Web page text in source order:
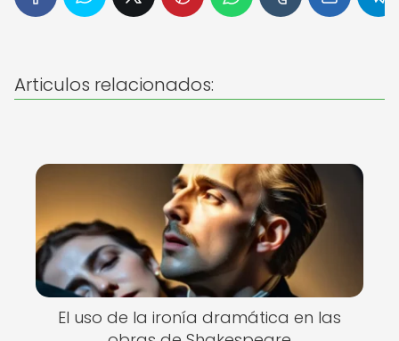
Articulos relacionados:
El uso de la ironía dramática en las